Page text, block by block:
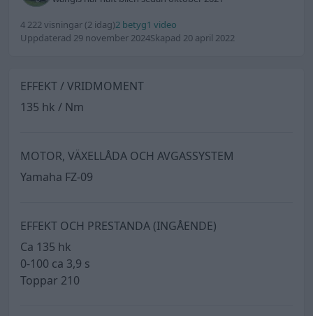
4 222 visningar (2 idag)2 betyg1 video
Uppdaterad 29 november 2024Skapad 20 april 2022
EFFEKT / VRIDMOMENT
135 hk / Nm
MOTOR, VÄXELLÅDA OCH AVGASSYSTEM
Yamaha FZ-09
EFFEKT OCH PRESTANDA (INGÅENDE)
Ca 135 hk
0-100 ca 3,9 s
Toppar 210